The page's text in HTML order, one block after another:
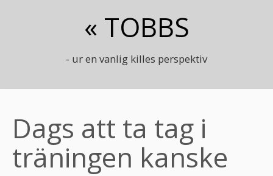
« TOBBS
- ur en vanlig killes perspektiv
Dags att ta tag i
träningen kanske